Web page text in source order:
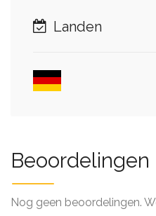
Landen
Beoordelingen
Nog geen beoordelingen.